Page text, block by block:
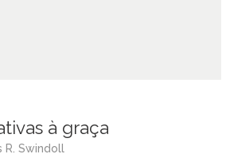
à graça
R. Swindoll